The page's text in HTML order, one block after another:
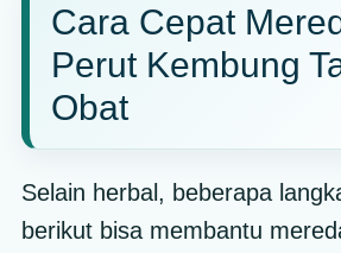
Cara Cepat
Perut Kembung
Obat
Selain herbal, beberapa
berikut bisa membantu